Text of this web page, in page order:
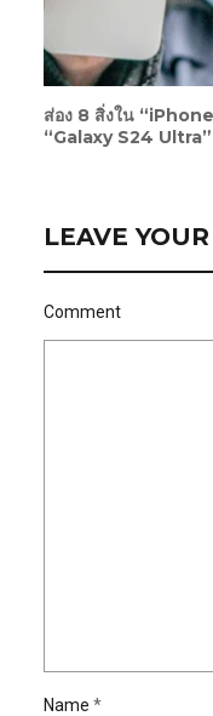
ส่อง 8 สิ่งใน
“Galaxy S24 Ultra”
LEAVE
Comment
Name *